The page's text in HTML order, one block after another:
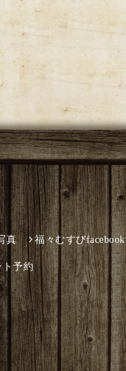
真 福々むすびfacebook
ト予約